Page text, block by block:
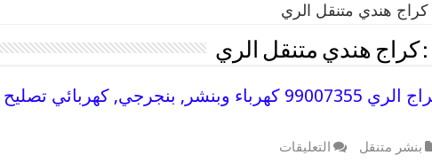
كراج هندي متنقل الري
كراج هندي متنقل الري
بنشر متنقل | كراج الري 99007355 كهرباء وبنشر, بنجرجي, كهربائي تصليح
بنشر متنقل التعليقات